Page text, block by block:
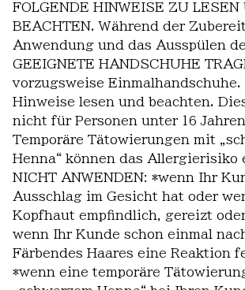
FOLGENDE HINWEISE ZU LESEN
BEACHTEN. Während der
Anwendung und das Ausspülen
GEEIGNETE HANDSCHUHE
vorzugsweise
Hinweise lesen und beachten.
nicht für Personen unter 16
Temporäre Tätowierungen mit
Henna“ können das Allergierisiko
NICHT ANWENDEN: *wenn Ihr
Ausschlag im Gesicht hat oder
Kopfhaut empfindlich, gereizt
wenn Ihr Kunde schon einmal
Färbendes Haares eine Reaktion
*wenn eine temporäre